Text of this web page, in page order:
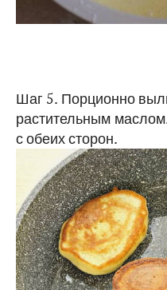
Шаг 5. Порционно
растительным
с обеих сторон.